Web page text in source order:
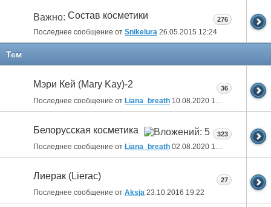
Важно: Состав косметики
Последнее сообщение от Snikelura 26.05.2015 12:24
276
Тем
Мэри Кей (Mary Kay)-2
Последнее сообщение от Liana_breath 10.08.2020 18:20
36
Белорусская косметика
Последнее сообщение от Liana_breath 02.08.2020 17:26
323
Лиерак (Lierac)
Последнее сообщение от Aksja 23.10.2016 19:22
27